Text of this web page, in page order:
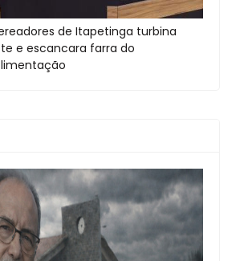
de Itapetinga turbina
e escancara farra do